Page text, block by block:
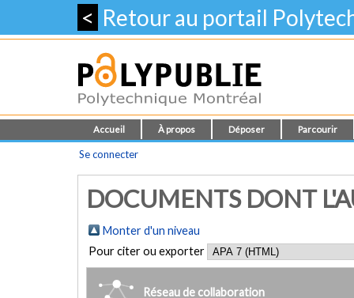
< Retour au portail
Accueil À propos Déposer Parcourir
Se connecter
DOCUMENTS DONT
Monter d'un niveau
Pour citer ou exporter
Réseau de collaboration